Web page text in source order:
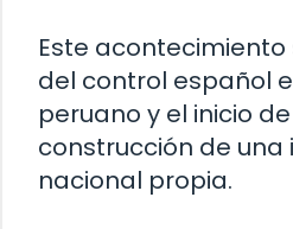
Este acontecimiento
del control español
peruano y el inicio
construcción de una
nacional propia.